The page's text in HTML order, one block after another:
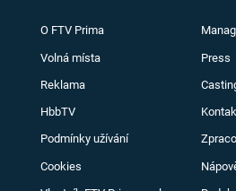
O FTV Prima
Volná místa Press
Reklama
HbbTV
Podmínky užívání
Cookies